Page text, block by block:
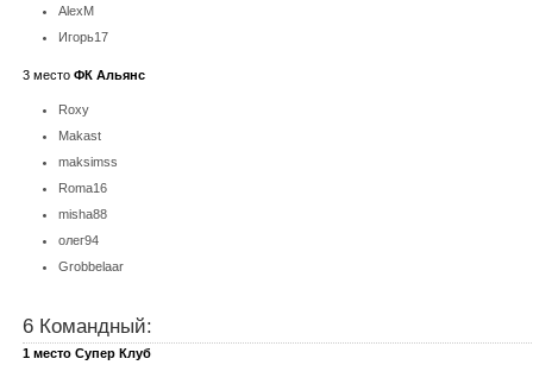
AlexM
Игорь17
3 место ФК Альянс
Roxy
Makast
maksimss
Roma16
misha88
олег94
Grobbelaar
6 Командный:
1 место Супер Клуб